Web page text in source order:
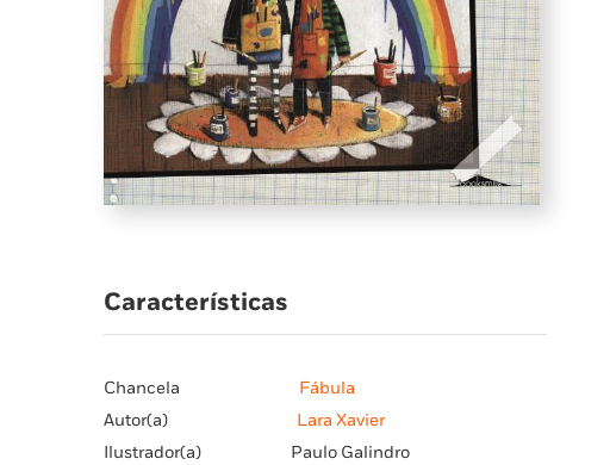
Características
Chancela
Fábula
Autor(a)
Lara Xavier
Ilustrador(a)
Paulo Galindro